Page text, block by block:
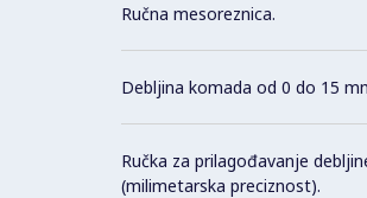
Ručna mesoreznica.
Debljina komada od 0 do 15
Ručka za prilagođavanje
(milimetarska preciznost).